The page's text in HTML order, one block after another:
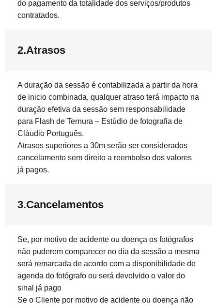
do pagamento da totalidade dos serviços/produtos
contratados.
2.Atrasos
A duração da sessão é contabilizada a partir da hora
de inicio combinada, qualquer atraso terá impacto na
duração efetiva da sessão sem responsabilidade
para Flash de Ternura – Estúdio de fotografia de
Cláudio Português.
Atrasos superiores a 30m serão ser considerados
cancelamento sem direito a reembolso dos valores
já pagos.
3.Cancelamentos
Se, por motivo de acidente ou doença os fotógrafos
não puderem comparecer no dia da sessão a mesma
será remarcada de acordo com a disponibilidade de
agenda do fotógrafo ou será devolvido o valor do
sinal já pago
Se o Cliente por motivo de acidente ou doença não